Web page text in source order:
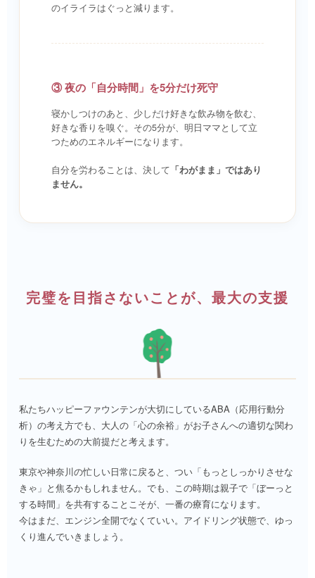
のイライラはぐっと減ります。
③ 夜の「自分時間」を5分だけ死守
寝かしつけのあと、少しだけ好きな飲み物を飲む、
好きな香りを嗅ぐ。その5分が、明日ママとして立
つためのエネルギーになります。
自分を労わることは、決して 「わがまま」ではあり
ません。
完璧を目指さないことが、最大の支援
私たちハッピーファウンテンが大切にしているABA（応用行動分
析）の考え方でも、大人の「心の余裕」がお子さんへの適切な関わ
りを生むための大前提だと考えます。
東京や神奈川の忙しい日常に戻ると、つい「もっとしっかりさせな
きゃ」と焦るかもしれません。でも、この時期は親子で「ぼーっと
する時間」を共有することこそが、一番の療育になります。
今はまだ、エンジン全開でなくていい。アイドリング状態で、ゆっ
くり進んでいきましょう。